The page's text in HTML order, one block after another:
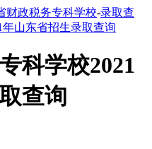
财政税务专科学校-录取查
山东省招生录取查询
科学校2021
查询